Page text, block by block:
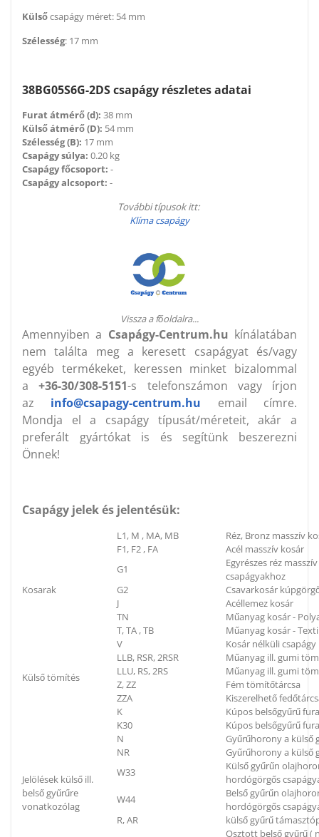
Külsőcsapágy méret: 54 mm
Szélesség: 17 mm
38BG05S6G-2DS csapágy részletes adatai
Furat átmérő (d): 38 mm
Külső átmérő (D): 54 mm
Szélesség (B): 17 mm
Csapágy súlya: 0.20 kg
Csapágy főcsoport: -
Csapágy alcsoport: -
További típusok itt:
Klíma csapágy
Vissza a főoldalra...
Amennyiben a Csapágy-Centrum.hu kínálatában
nem találta meg a keresett csapágyat és/vagy
egyéb termékeket, keressen minket bizalommal
a+36-30/308-5151-s telefonszámon vagy írjon
az info@csapagy-centrum.hu email címre.
Mondja el a csapágy típusát/méreteit, akár a
preferált gyártókat is és segítünk beszerezni
Önnek!
Csapágy jelek és jelentésük:
Kosarak
L1, M , MA, MB
Réz, Bronz masszív
F1, F2 , FA
Acél masszív kosár
G1
Egyrészes réz
csapágyakhoz
G2
Csavarkosár
J
Acéllemez kosár
TN
Műanyag kosár -
T, TA , TB
Műanyag kosár -
V
Kosár nélküli csapágy
Külső tömítés
LLB, RSR, 2RSR
Műanyag ill. gumi
LLU, RS, 2RS
Műanyag ill. gumi
Z, ZZ
Fém tömítőtárcsa
ZZA
Kiszerelhető
Jelölések külső ill.
belső gyűrűre
vonatkozólag
K
Kúpos belsőgyűrű
K30
Kúpos belsőgyűrű
N
Gyűrűhorony a külső
NR
Gyűrűhorony a külső
W33
Külső gyűrűn
hordógörgős
W44
Belső gyűrűn
hordógörgős
R, AR
külső gyűrű
Osztott belső gyűrű (